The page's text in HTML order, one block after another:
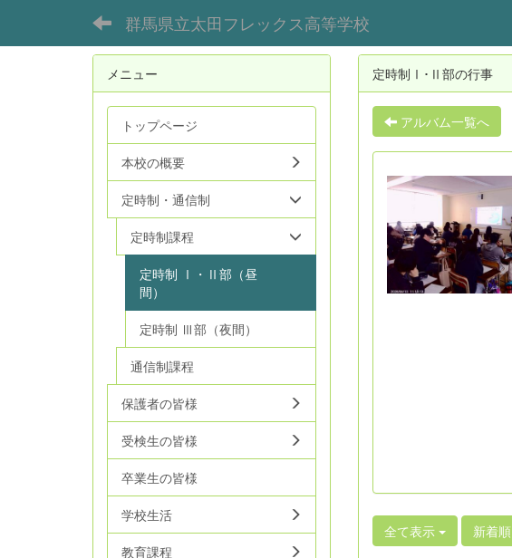
群馬県立太田フレックス高等学校
定時制Ⅰ･Ⅱ部の行事
アルバム一覧へ
全て表示 新着順
メニュー
トップページ
本校の概要
定時制・通信制
定時制課程
定時制 Ⅰ・Ⅱ部（昼
間）
定時制 Ⅲ部（夜間）
通信制課程
保護者の皆様
受検生の皆様
卒業生の皆様
学校生活
教育課程